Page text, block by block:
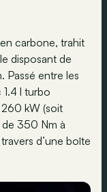
carbone, trahit
disposant de
Passé entre les
l turbo
kW (soit
350 Nm à
d’une boîte